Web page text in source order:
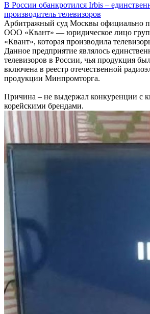
В России обанкротился Irbis –
производитель телевизоров
Арбитражный суд Москвы официально
ООО «Квант» — юридическое лицо
«Квант», которая производила
Данное предприятие являлось
телевизоров в России, чья продукция
включена в реестр отечественной
продукции Минпромторга.
Причина – не выдержал конкуренции с
корейскими брендами.